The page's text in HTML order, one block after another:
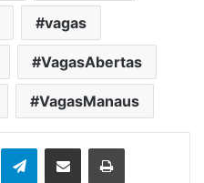
vagas
VagasAbertas
VagasManaus
Telegram